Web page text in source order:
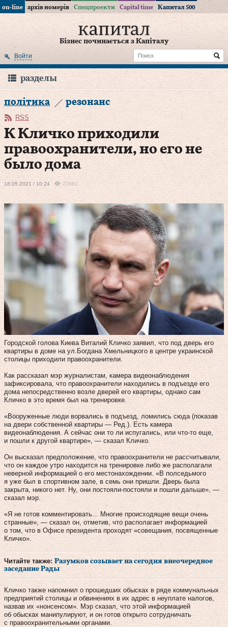
on-line архів номерів Спецпроекти Capital time Капитал 500
Бізнес починається з Капіталу
Войти
разделы
політика резонанс
RSS
К Кличко приходили
правоохранители, но его не
было дома
18.05.2021 / 10:24 22681
Городской голова Киева Виталий Кличко заявил, что под дверь его
квартиры в доме на ул.Богдана Хмельницкого в центре украинской
столицы приходили правоохранители.
Как рассказал мэр журналистам, камера видеонаблюдения
зафиксировала, что правоохранители находились в подъезде его
дома непосредственно возле дверей его квартиры, однако сам
Кличко в это время был на тренировке.
«Вооруженные люди ворвались в подъезд, ломились сюда (показав
на двери собственной квартиры — Ред.). Есть камера
видеонаблюдения. А сейчас они то ли испугались, или что-то еще,
и пошли к другой квартире», — сказал Кличко.
Он высказал предположение, что правоохранители не рассчитывали,
что он каждое утро находится на тренировке либо же располагали
неверной информацией о его местонахождении. «В полседьмого
я уже был в спортивном зале, в семь они пришли. Дверь была
закрыта, никого нет. Ну, они постояли-постояли и пошли дальше», —
сказал мэр.
«Я не готов комментировать... Многие происходящие вещи очень
странные», — сказал он, отметив, что располагает информацией
о том, что в Офисе президента проходят «совещания, посвященные
Кличко».
Читайте также: Разумков созывает на сегодня внеочередное
заседание Рады
Кличко также напомнил о прошедших обысках в ряде коммунальных
предприятий столицы и обвинениях в их адрес в неуплате налогов,
назвав их «нонсенсом». Мэр сказал, что этой информацией
об обысках манипулируют, и он готов открыто сотрудничать
с правоохранительными органами.